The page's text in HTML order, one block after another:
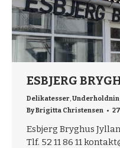
ESBJERG
Delikatesser,
ByBrigitta Christensen
Esbjerg Bryghus
Tlf. 52 11 86 11